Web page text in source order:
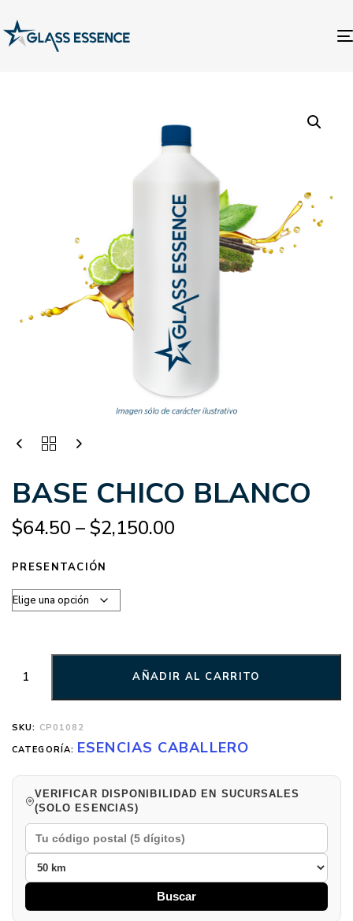
BASE CHICO BLANCO
$64.50 –$2,150.00
PRESENTACIÓN
AÑADIR AL CARRITO
SKU: CP01082
CATEGORÍA: ESENCIAS CABALLERO
VERIFICAR DISPONIBILIDAD EN SUCURSALES
(SOLO ESENCIAS)
Buscar